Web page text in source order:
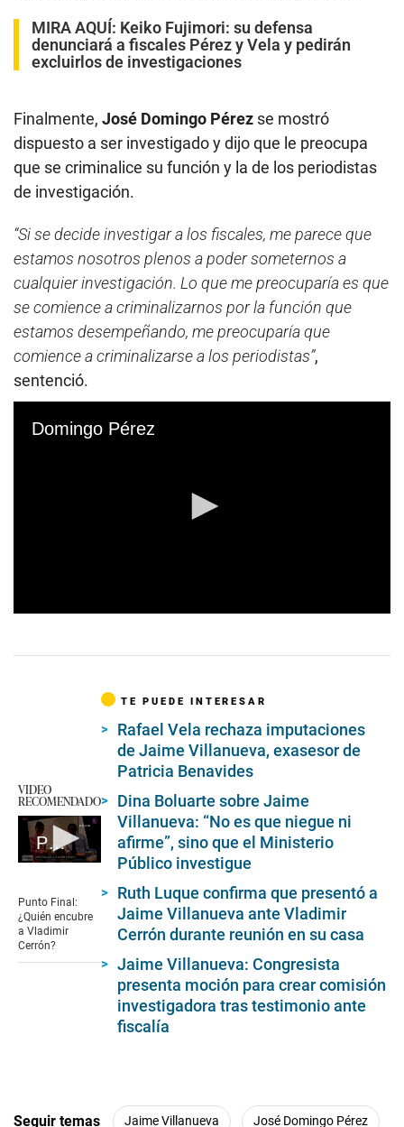
MIRA AQUÍ: Keiko Fujimori: su defensa
denunciará a fiscales Pérez y Vela y pedirán
excluirlos de investigaciones
Finalmente, José Domingo Pérez se mostró
dispuesto a ser investigado y dijo que le preocupa
que se criminalice su función y la de los periodistas
de investigación.
“Si se decide investigar a los fiscales, me parece que
estamos nosotros plenos a poder someternos a
cualquier investigación. Lo que me preocuparía es que
se comience a criminalizarnos por la función que
estamos desempeñando, me preocuparía que
comience a criminalizarse a los periodistas”,
sentenció.
Domingo Pérez
n
s
9
s
e
c
o
VIDEO
RECOMENDADO
Punto Final: ¿Quién encubre a Vladimir Cerrón?
of
5
minutes,
14
Punto Final:
¿Quién encubre
a Vladimir
Cerrón?
TE PUEDE INTERESAR
Rafael Vela rechaza imputaciones
de Jaime Villanueva, exasesor de
Patricia Benavides
Dina Boluarte sobre Jaime
Villanueva: “No es que niegue ni
afirme”, sino que el Ministerio
Público investigue
Ruth Luque confirma que presentó a
Jaime Villanueva ante Vladimir
Cerrón durante reunión en su casa
Jaime Villanueva: Congresista
presenta moción para crear comisión
investigadora tras testimonio ante
fiscalía
Seguir temas Jaime Villanueva José Domingo Pérez